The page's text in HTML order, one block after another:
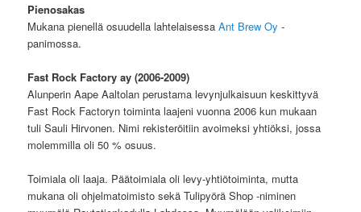
Pienosakas
Mukana pienellä osuudella lahtelaisessaAnt Brew Oy -
panimossa.
Fast Rock Factory ay (2006-2009)
Alunperin Aape Aaltolan perustama levynjulkaisuun keskittyvä
Fast Rock Factoryn toiminta laajeni vuonna 2006 kun mukaan
tuli Sauli Hirvonen. Nimi rekisteröitiin avoimeksi yhtiöksi, jossa
molemmilla oli 50 % osuus.
Toimiala oli laaja. Päätoimiala oli levy-yhtiötoiminta, mutta
mukana oli ohjelmatoimisto sekä Tulipyörä Shop -niminen